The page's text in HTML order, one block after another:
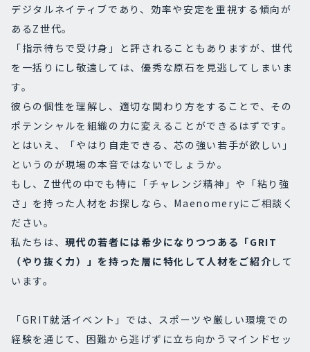
デジタルネイティブであり、効率や安定を重視する傾向が
あるZ世代。
「指示待ちで受け身」と評されることもありますが、世代
を一括りにし敬遠しては、優秀な原石を見逃してしまいま
す。
彼らの個性を理解し、適切な関わり方をすることで、その
ポテンシャルを組織の力に変えることができるはずです。
とはいえ、「やはり自走できる、芯の強い若手が欲しい」
というのが現場の本音ではないでしょうか。
もし、Z世代の中でも特に「チャレンジ精神」や「粘り強
さ」を持った人材をお探しなら、Maenomeryにご相談く
ださい。
私たちは、現代の若者には希少になりつつある「GRIT
（やり抜く力）」を持った層に特化して人材をご紹介 して
います。
「GRIT就活イベント」では、スポーツや厳しい環境での
経験を通じて、困難から逃げずに立ち向かうマインドセッ